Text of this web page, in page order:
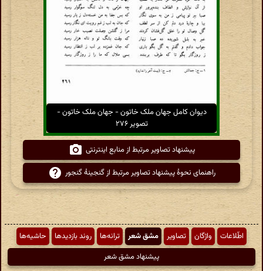
دیوان کامل جهان ملک خاتون - جهان ملک خاتون -
تصویر ۲۷۶
پیشنهاد تصاویر مرتبط از منابع اینترنتی
راهنمای نحوهٔ پیشنهاد تصاویر مرتبط از گنجینهٔ گنجور
اطّلاعات واژگان تصاویر مشق شعر ترانه‌ها روند بازدیدها
حاشیه‌ها
پیشنهاد مشق شعر